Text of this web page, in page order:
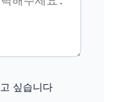
싶습니다